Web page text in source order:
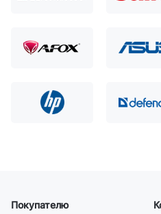
Покупателю